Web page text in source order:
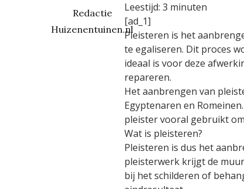
Redactie
Huizenentuinen.nl
Leestijd: 3 minuten
[ad_1]
Pleisteren is het
te egaliseren. Dit proces
ideaal is voor deze
repareren.
Het aanbrengen van
Egyptenaren en
pleister vooral gebruikt
Wat is pleisteren?
Pleisteren is dus het
pleisterwerk krijgt de
bij het schilderen of